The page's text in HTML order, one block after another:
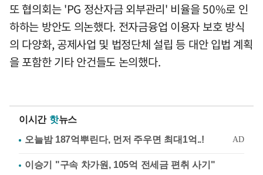
또 협의회는 'PG 정산자금 외부관리' 비율을 50%로 인
하하는 방안도 의논했다. 전자금융업 이용자 보호 방식
의 다양화, 공제사업 및 법정단체 설립 등 대안 입법 계획
을 포함한 기타 안건들도 논의했다.
이시간 핫뉴스
이승기 "구속 차가원, 105억 전세금 편취 사기"